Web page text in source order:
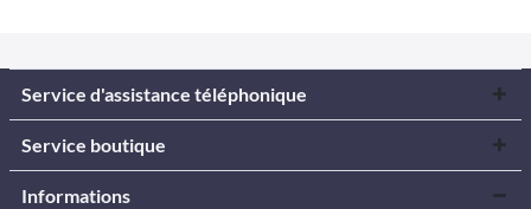
Service d'assistance téléphonique
Service boutique
Informations